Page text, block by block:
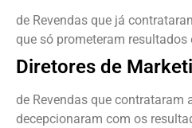
de Revendas que já
que só prometeram resultados
Diretores de
de Revendas que contrataram
decepcionaram com os